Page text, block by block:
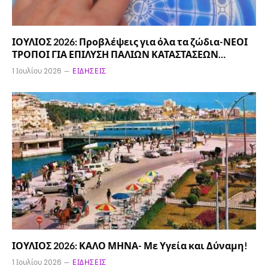
ΙΟΥΛΙΟΣ 2026: Προβλέψεις για όλα τα ζώδια-ΝΕΟΙ
ΤΡΟΠΟΙ ΓΙΑ ΕΠΙΛΥΣΗ ΠΑΛΙΩΝ ΚΑΤΑΣΤΑΣΕΩΝ…
1 Ιουλίου 2026 ΕΙΔΉΣΕΙΣ
ΙΟΥΛΙΟΣ 2026: ΚΑΛΟ ΜΗΝΑ- Με Υγεία και Δύναμη!
1 Ιουλίου 2026 ΕΙΔΉΣΕΙΣ